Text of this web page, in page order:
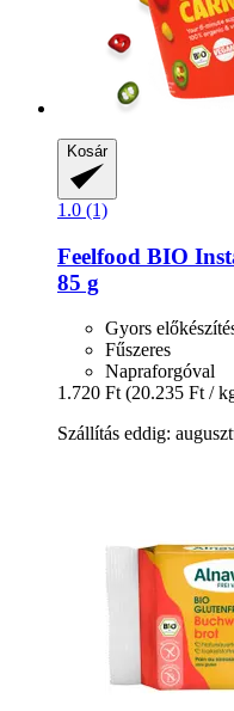
Kosár
1.0 (1)
Feelfood BIO
85 g
Gyors
Fűszeres
Napraforgóval
1.720 Ft (20.235 Ft /
Szállítás eddig: